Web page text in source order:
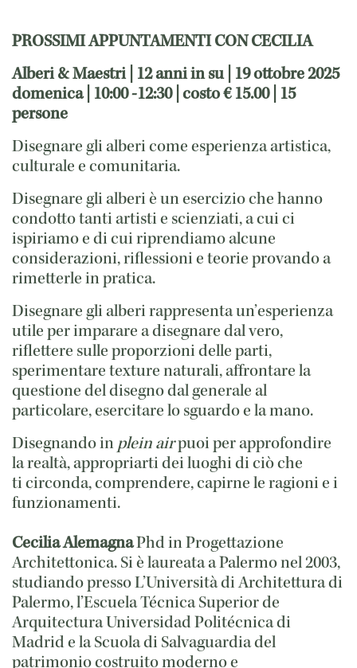
PROSSIMI APPUNTAMENTI CON CECILIA
Alberi & Maestri | 12 anni in su | 19 ottobre 2025
domenica | 10:00 -12:30 | costo € 15.00 | 15
persone
Disegnare gli alberi come esperienza artistica,
culturale e comunitaria.
Disegnare gli alberi è un esercizio che hanno
condotto tanti artisti e scienziati, a cui ci
ispiriamo e di cui riprendiamo alcune
considerazioni, riflessioni e teorie provando a
rimetterle in pratica.
Disegnare gli alberi rappresenta un’esperienza
utile per imparare a disegnare dal vero,
riflettere sulle proporzioni delle parti,
sperimentare texture naturali, affrontare la
questione del disegno dal generale al
particolare, esercitare lo sguardo e la mano.
Disegnando inplein airpuoi per approfondire
la realtà, appropriarti dei luoghi di ciò che
ti circonda, comprendere, capirne le ragioni e i
funzionamenti.
Cecilia AlemagnaPhd in Progettazione
Architettonica. Si è laureata a Palermo nel 2003,
studiando presso L’Università di Architettura di
Palermo, l’Escuela Técnica Superior de
Arquitectura Universidad Politécnica di
Madrid e la Scuola di Salvaguardia del
patrimonio costruito moderno e